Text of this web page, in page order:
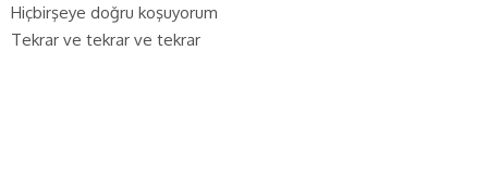
Hiçbirşeye doğru koşuyorum
Tekrar ve tekrar ve tekrar